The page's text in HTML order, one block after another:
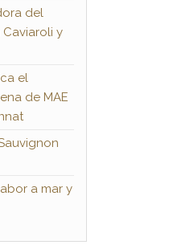
del
y
el
de MAE
a mar y